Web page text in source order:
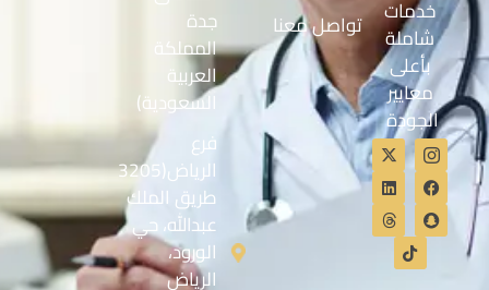
خدمات
شاملة
بأعلى
معايير
الجودة
تواصل معنا
جدة
المملكة
العربية
السعودية)
فرع
الرياض(3205
طريق الملك
عبدالله، حي
الورود،
الرياض